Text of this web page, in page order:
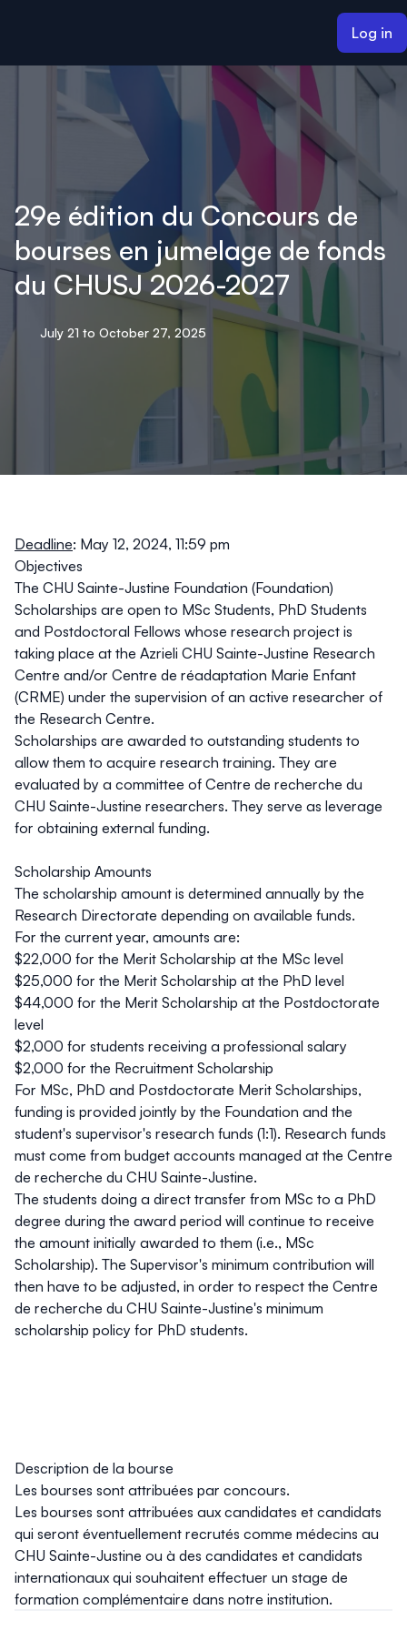
Log in
29e édition du Concours de
bourses en jumelage de fonds
du CHUSJ 2026-2027
July 21 to October 27, 2025
Deadline: May 12, 2024, 11:59 pm
Objectives
The CHU Sainte-Justine Foundation (Foundation)
Scholarships are open to MSc Students, PhD Students
and Postdoctoral Fellows whose research project is
taking place at the Azrieli CHU Sainte-Justine Research
Centre and/or Centre de réadaptation Marie Enfant
(CRME) under the supervision of an active researcher of
the Research Centre.
Scholarships are awarded to outstanding students to
allow them to acquire research training. They are
evaluated by a committee of Centre de recherche du
CHU Sainte-Justine researchers. They serve as leverage
for obtaining external funding.
Scholarship Amounts
The scholarship amount is determined annually by the
Research Directorate depending on available funds.
For the current year, amounts are:
$22,000 for the Merit Scholarship at the MSc level
$25,000 for the Merit Scholarship at the PhD level
$44,000 for the Merit Scholarship at the Postdoctorate
level
$2,000 for students receiving a professional salary
$2,000 for the Recruitment Scholarship
For MSc, PhD and Postdoctorate Merit Scholarships,
funding is provided jointly by the Foundation and the
student's supervisor's research funds (1:1). Research funds
must come from budget accounts managed at the Centre
de recherche du CHU Sainte-Justine.
The students doing a direct transfer from MSc to a PhD
degree during the award period will continue to receive
the amount initially awarded to them (i.e., MSc
Scholarship). The Supervisor's minimum contribution will
then have to be adjusted, in order to respect the Centre
de recherche du CHU Sainte-Justine's minimum
scholarship policy for PhD students.
Description de la bourse
Les bourses sont attribuées par concours.
Les bourses sont attribuées aux candidates et candidats
qui seront éventuellement recrutés comme médecins au
CHU Sainte-Justine ou à des candidates et candidats
internationaux qui souhaitent effectuer un stage de
formation complémentaire dans notre institution.